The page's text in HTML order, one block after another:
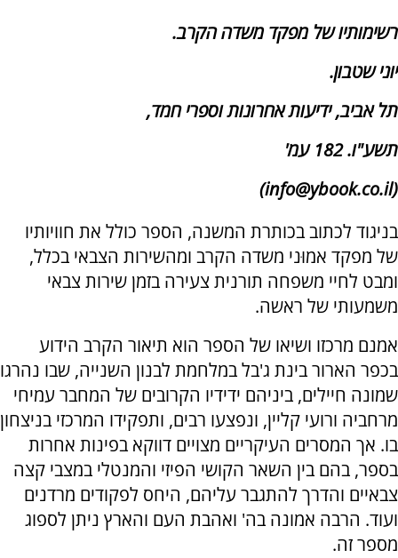
רשימותיו של מפקד משדה הקרב.
יוני שטבון.
תל אביב, ידיעות אחרונות וספרי חמד,
תשע"ו. 182 עמ'
(info@ybook.co.il)
בניגוד לכתוב בכותרת המשנה, הספר כולל את חוויותיו
של מפקד אמוּני משדה הקרב ומהשירות הצבאי בכלל,
ומבט לחיי משפחה תורנית צעירה בזמן שירות צבאי
משמעותי של ראשה.
אמנם מרכזו ושיאו של הספר הוא תיאור הקרב הידוע
בכפר הארור בינת ג'בל במלחמת לבנון השנייה, שבו נהרגו
שמונה חיילים, ביניהם ידידיו הקרובים של המחבר עמיחי
מרחביה ורועי קליין, ונפצעו רבים, ותפקידו המרכזי בניצחון
בו. אך המסרים העיקריים מצויים דווקא בפינות אחרות
בספר, בהם בין השאר הקושי הפיזי והמנטלי במצבי קצה
צבאיים והדרך להתגבר עליהם, היחס לפקודים מרדנים
ועוד. הרבה אמונה בה' ואהבת העם והארץ ניתן לספוג
מספר זה.